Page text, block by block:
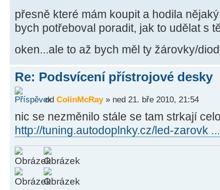
přesně které mám koupit a hodila
bych potřeboval poradit, jak to udělat s
oken...ale to až bych měl ty žárovky/
Re: Podsvícení přístrojové desky
od ColinMcRay» ned 21. bře 2010, 21:54
nic se nezměnilo stále se tam strkají
http://tuning.autodoplnky.cz/led-zarovk